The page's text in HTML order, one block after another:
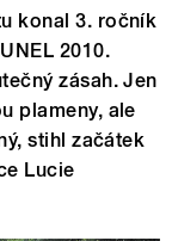
konal 3. ročník
2010.
zásah. Jen
plameny, ale
stihl začátek
Lucie